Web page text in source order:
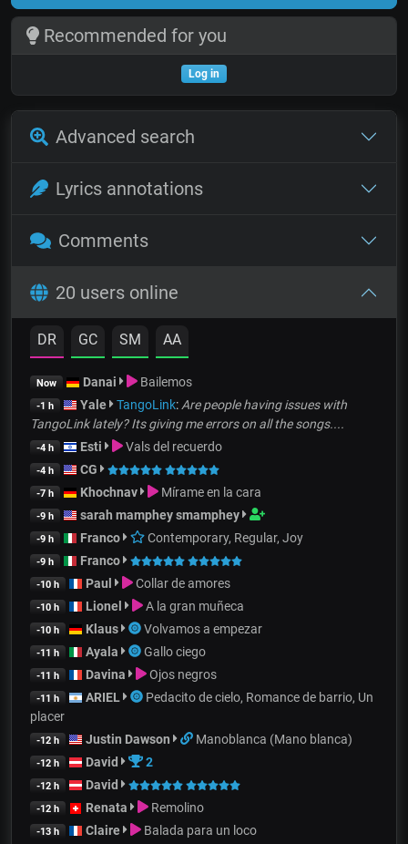
Recommended for you
Log in
Advanced search
Lyrics annotations
Comments
20 users online
DR GC SM AA
Now Danai Bailemos
-1 h Yale TangoLink: Are people having issues with
TangoLink lately? Its giving me errors on all the songs....
-4 h Esti Vals del recuerdo
-4 h CG
-7 h Khochnav Mírame en la cara
-9 h sarah mamphey smamphey
-9 h Franco Contemporary, Regular, Joy
-9 h Franco
-10 h Paul Collar de amores
-10 h Lionel A la gran muñeca
-10 h Klaus Volvamos a empezar
-11 h Ayala Gallo ciego
-11 h Davina Ojos negros
-11 h ARIEL
Pedacito de cielo, Romance de barrio, Un
placer
-12 h Justin Dawson Manoblanca (Mano blanca)
-12 h David 2
-12 h David
-12 h Renata Remolino
-13 h Claire Balada para un loco